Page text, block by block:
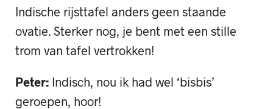
Indische rijsttafel anders geen staande
ovatie. Sterker nog, je bent met een stille
trom van tafel vertrokken!
Peter: Indisch, nou ik had wel ‘bisbis’
geroepen, hoor!